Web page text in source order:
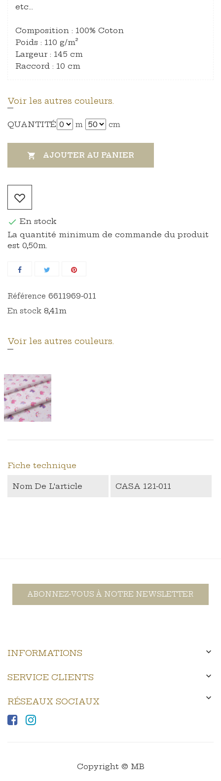
etc…
Composition : 100% Coton
Poids : 110 g/m²
Largeur : 145 cm
Raccord : 10 cm
Voir les autres couleurs.
QUANTITÉ m cm
 AJOUTER AU PANIER
 En stock
La quantité minimum de commande du produit
est 0,50m.
Référence 6611969-011
En stock 8,41m
Voir les autres couleurs.
Fiche technique
Nom De L'article CASA 121-011
ABONNEZ-VOUS À NOTRE NEWSLETTER
INFORMATIONS 
SERVICE CLIENTS 
RÉSEAUX SOCIAUX 
Copyright © MB